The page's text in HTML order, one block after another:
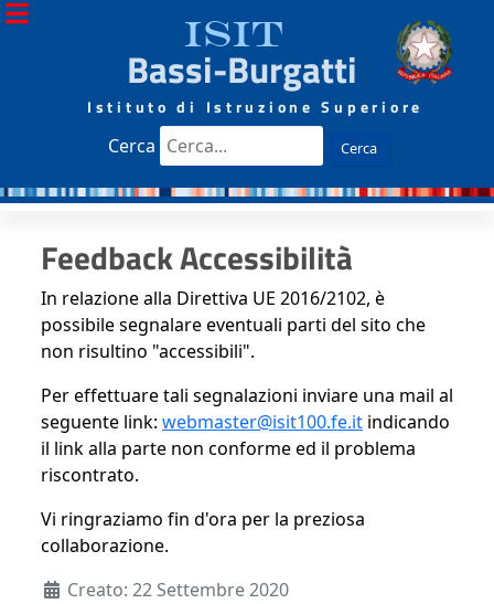
ISIT
Bassi-Burgatti
Istituto di Istruzione Superiore
Cerca Cerca
Feedback Accessibilità
In relazione alla Direttiva UE 2016/2102, è
possibile segnalare eventuali parti del sito che
non risultino "accessibili".
Per effettuare tali segnalazioni inviare una mail al
seguente link: webmaster@isit100.fe.it indicando
il link alla parte non conforme ed il problema
riscontrato.
Vi ringraziamo fin d'ora per la preziosa
collaborazione.
Dettagli
Creato: 22 Settembre 2020